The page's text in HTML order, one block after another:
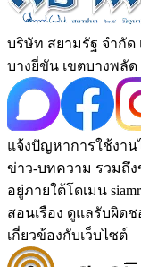
บริษัท สยามรัฐ จำกั
บางยี่ขัน เขตบางพลั
แจ้งปัญหาการใช้งา
ข่าว-บทความ รวมถึง
อยู่ภายใต้โดเมน
สอนเรือง ดูแลรับผิด
เกี่ยวข้องกับเว็บไซต์